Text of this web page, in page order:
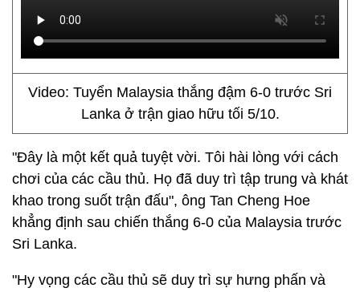
Video: Tuyển Malaysia thắng đậm 6-0 trước Sri
Lanka ở trận giao hữu tối 5/10.
"Đây là một kết quả tuyệt vời. Tôi hài lòng với cách
chơi của các cầu thủ. Họ đã duy trì tập trung và khát
khao trong suốt trận đấu", ông Tan Cheng Hoe
khẳng định sau chiến thắng 6-0 của Malaysia trước
Sri Lanka.
"Hy vọng các cầu thủ sẽ duy trì sự hưng phấn và